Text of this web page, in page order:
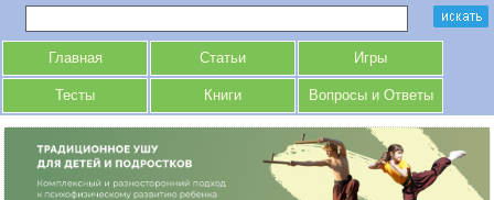
Главная Статьи Игры
Тесты Книги Вопросы и Ответы